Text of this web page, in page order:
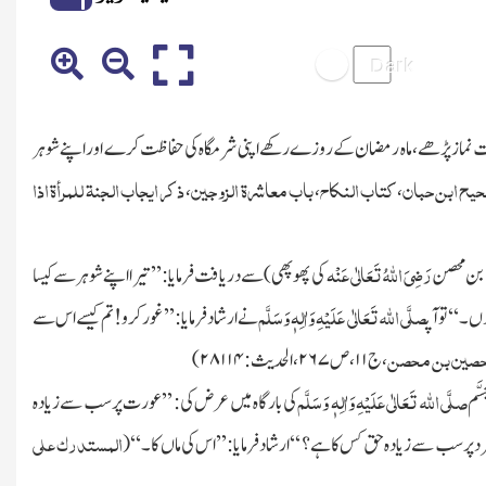
پڑھے،ماہ رمضان کے روزے رکھے اپنی شرمگاہ کی حفاظت کرے اور اپنے شوہر
ابن حبان،کتاب النکاح،باب معاشرۃ الزوجین،ذکر ایجاب الجنۃ للمرأۃ اذا
محصنرَضِیَ اللہُ تَعَالٰی عَنْہکی پھوپھی)سے دریافت فرمایا: ’’تیر ااپنے شوہر سے کیسا
۔‘‘تو آپصلَّی اللہ تَعَالٰی عَلَیْہِ وَاٰلِہٖ وَسَلَّمنے ارشاد فرمایا: ’’غور کرو!تم کیسے اس سے
بن محصن،ج۱۱، ص۲۶۷، الحدیث:۲۸۱۱۴)
صلَّی اللہ تَعَالٰی عَلَیْہِ وَاٰلِہٖ وَسَلَّمکی بارگاہ میں عرض کی: ’’عورت پر سب سے زیادہ
پر سب سے زیادہ حق کس کا ہے؟ ‘‘ ارشاد فرمایا: ’’اس کی ماں کا۔‘‘(المستدرک علی